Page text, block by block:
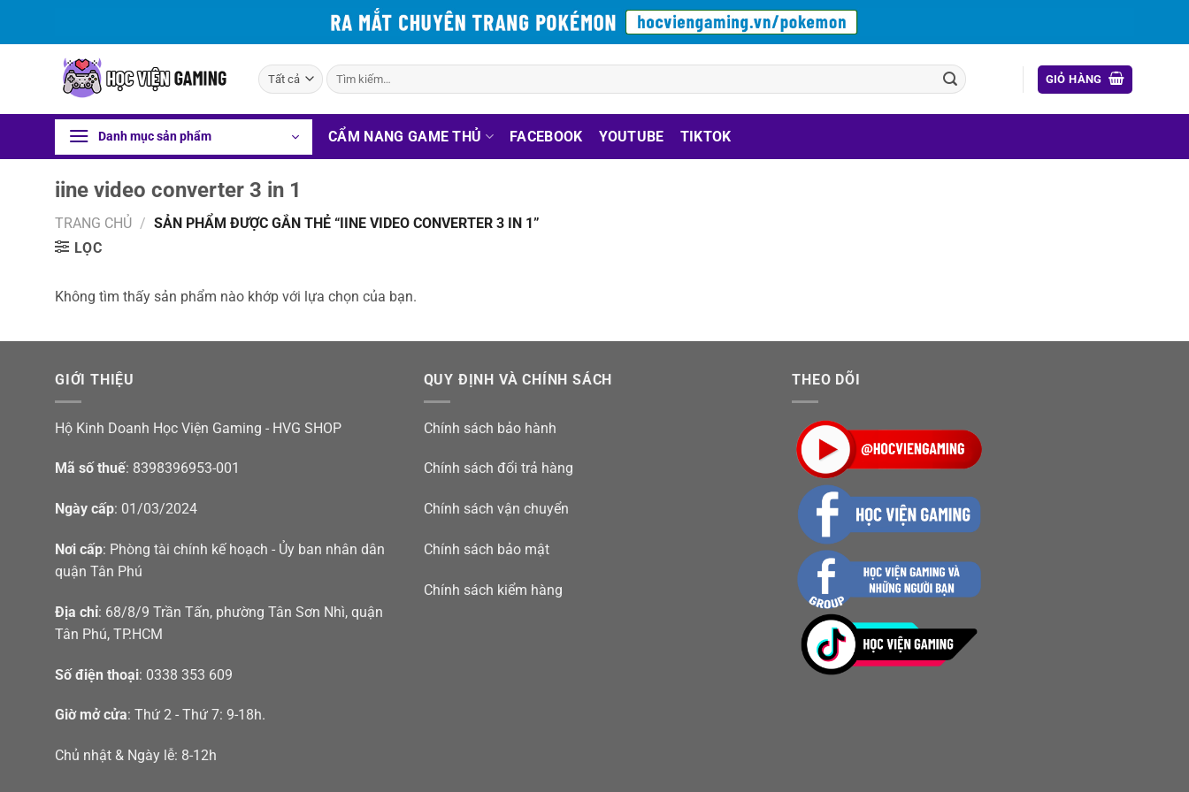
Tìm
kiếm:
GIỎ HÀNG
Danh mục sản phẩm CẨM NANG GAME THỦ FACEBOOK YOUTUBE TIKTOK
iine video converter 3 in 1
TRANG CHỦ / SẢN PHẨM ĐƯỢC GẮN THẺ “IINE VIDEO CONVERTER 3 IN 1”
LỌC
Không tìm thấy sản phẩm nào khớp với lựa chọn của bạn.
GIỚI THIỆU
Hộ Kinh Doanh Học Viện Gaming - HVG SHOP
Mã số thuế: 8398396953-001
Ngày cấp: 01/03/2024
Nơi cấp: Phòng tài chính kế hoạch - Ủy ban nhân dân
quận Tân Phú
Địa chỉ: 68/8/9 Trần Tấn, phường Tân Sơn Nhì, quận
Tân Phú, TP.HCM
Số điện thoại: 0338 353 609
Giờ mở cửa: Thứ 2 - Thứ 7: 9-18h.
Chủ nhật & Ngày lễ: 8-12h
QUY ĐỊNH VÀ CHÍNH SÁCH
Chính sách bảo hành
Chính sách đổi trả hàng
Chính sách vận chuyển
Chính sách bảo mật
Chính sách kiểm hàng
THEO DÕI